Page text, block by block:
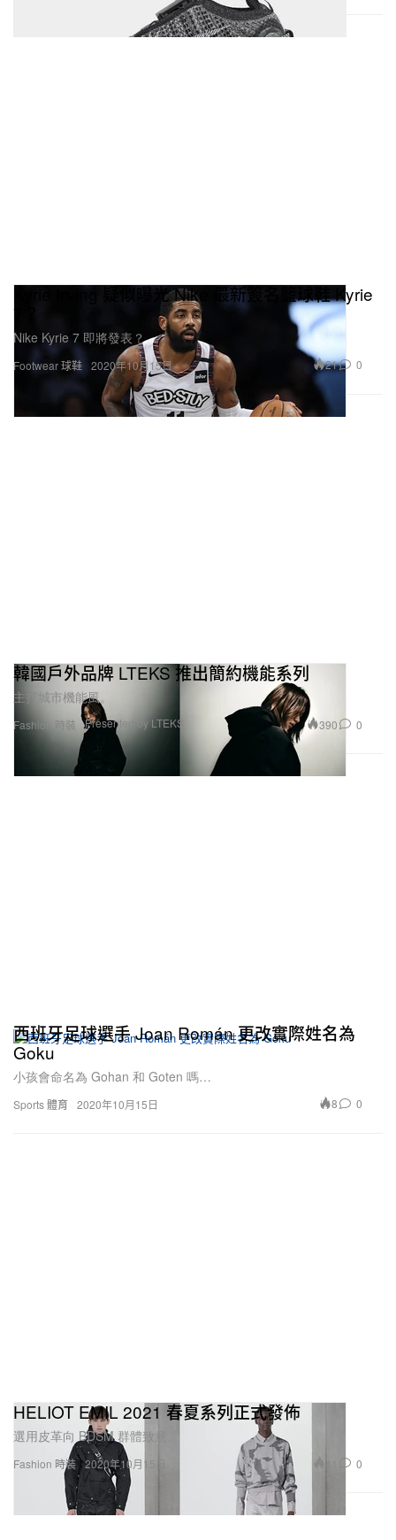
Footwear 球鞋
Kyrie Irving 疑似曝光 Nike 最新簽名籃球鞋 Kyrie
7？
Nike Kyrie 7 即將發表？
2020年10月15日 21 0
Fashion 時裝
韓國戶外品牌 LTEKS 推出簡約機能系列
主打城市機能風。
Presented by LTEKS 390 0
Sports 體育
西班牙足球選手 Joan Román 更改實際姓名為
Goku
小孩會命名為 Gohan 和 Goten 嗎…
2020年10月15日 8 0
Fashion 時裝
HELIOT EMIL 2021 春夏系列正式發佈
選用皮革向 BDSM 群體致意。
2020年10月15日 0